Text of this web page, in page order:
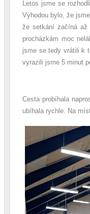
Letos jsme se
Výhodou bylo, že
že setkání začíná až
procházkám moc
jsme se tedy vrátili k
vyrazili jsme 5 minut
Cesta probíhala
ubíhala rychle. Na